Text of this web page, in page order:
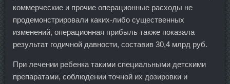
коммерческие и прочие операционные расходы не
продемонстрировали каких-либо существенных
изменений, операционная прибыль также показала
результат годичной давности, составив 30,4 млрд руб.
При лечении ребенка такими специальными детскими
препаратами, соблюдении точной их дозировки и